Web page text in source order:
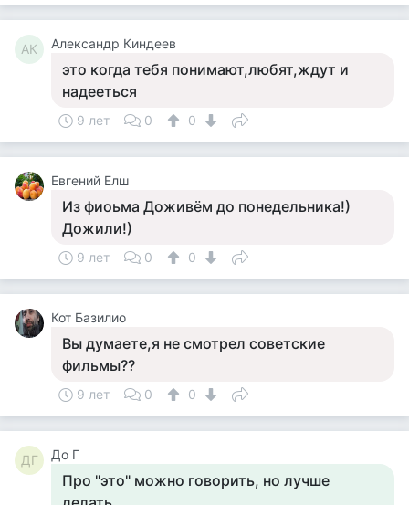
АК Александр Киндеев
это когда тебя понимают,любят,ждут и
надееться
9 лет 0 0
Евгений Елш
Из фиоьма Доживём до понедельника!)
Дожили!)
9 лет 0 0
Кот Базилио
Вы думаете,я не смотрел советские
фильмы??
9 лет 0 0
ДГ До Г
Про "это" можно говорить, но лучше